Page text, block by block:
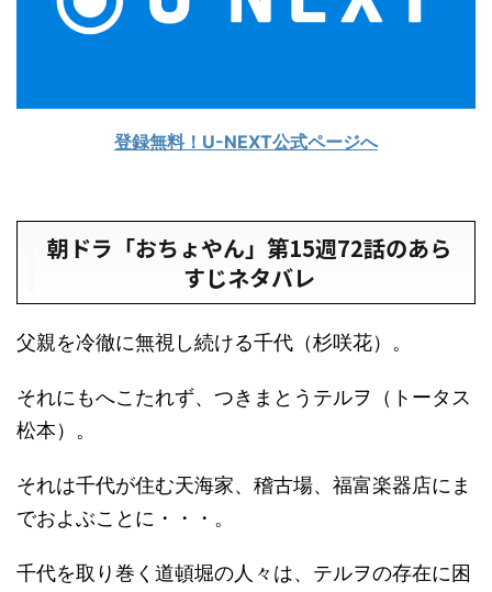
登録無料！U-NEXT公式ページへ
朝ドラ「おちょやん」第15週72話のあら
すじネタバレ
父親を冷徹に無視し続ける千代（杉咲花）。
それにもへこたれず、つきまとうテルヲ（トータス
松本）。
それは千代が住む天海家、稽古場、福富楽器店にま
でおよぶことに・・・。
千代を取り巻く道頓堀の人々は、テルヲの存在に困